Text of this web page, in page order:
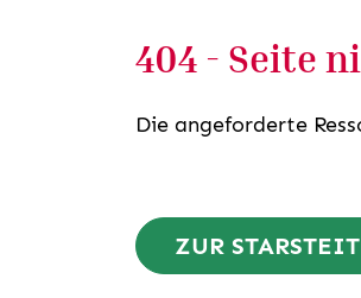
404 - Seite
Die angeforderte
ZUR